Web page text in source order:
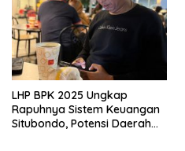
LHP BPK 2025 Ungkap
Rapuhnya Sistem Keuangan
Situbondo, Potensi Daerah